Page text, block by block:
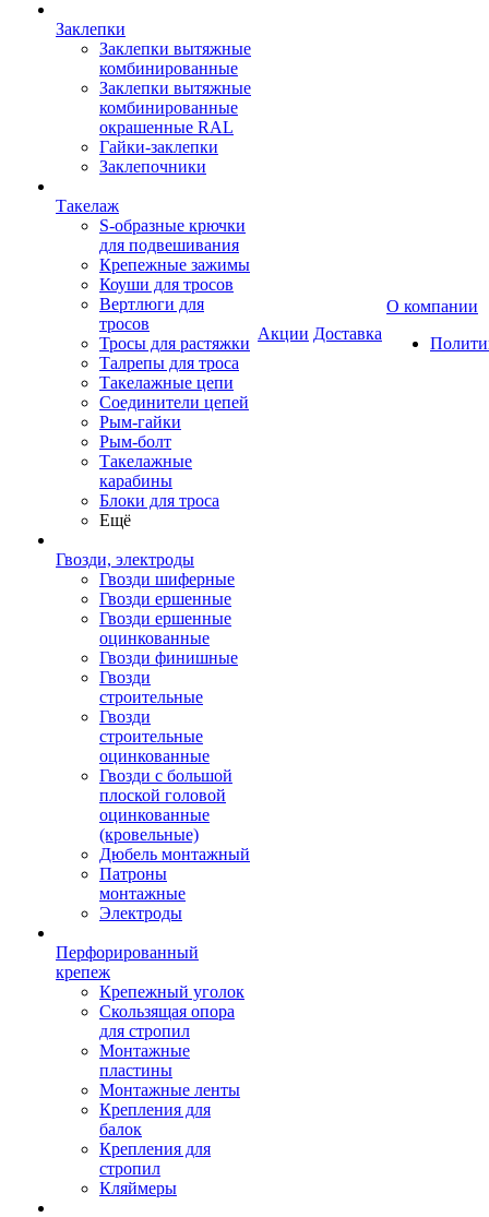
Заклепки
Заклепки вытяжные
комбинированные
Заклепки вытяжные
комбинированные
окрашенные RAL
Гайки-заклепки
Заклепочники
Такелаж
S-образные крючки
для подвешивания
Крепежные зажимы
Коуши для тросов
Вертлюги для
тросов
Тросы для растяжки
Талрепы для троса
Такелажные цепи
Соединители цепей
Рым-гайки
Рым-болт
Такелажные
карабины
Блоки для троса
Ещё
Гвозди, электроды
Гвозди шиферные
Гвозди ершенные
Гвозди ершенные
оцинкованные
Гвозди финишные
Гвозди
строительные
Гвозди
строительные
оцинкованные
Гвозди с большой
плоской головой
оцинкованные
(кровельные)
Дюбель монтажный
Патроны
монтажные
Электроды
Перфорированный
крепеж
Крепежный уголок
Скользящая опора
для стропил
Монтажные
пластины
Монтажные ленты
Крепления для
балок
Крепления для
стропил
Кляймеры
Акции Доставка
О компании